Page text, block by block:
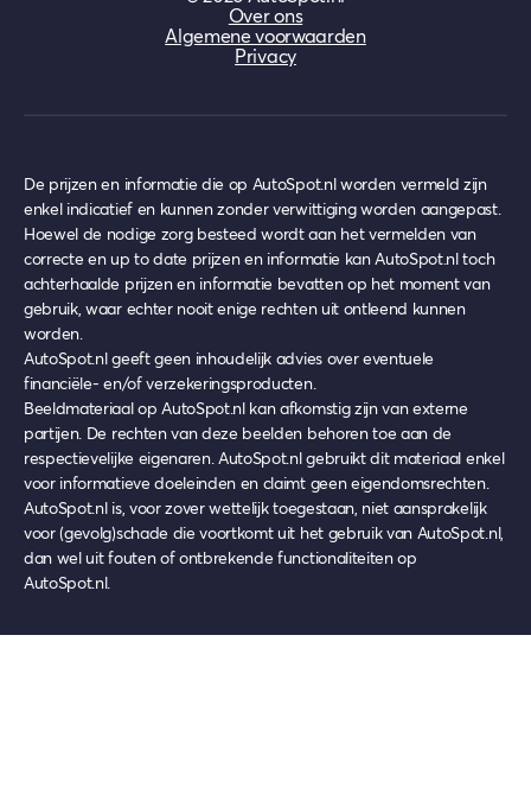
Over ons
Algemene voorwaarden
Privacy
De prijzen en informatie die op AutoSpot.nl worden vermeld zijn
enkel indicatief en kunnen zonder verwittiging worden aangepast.
Hoewel de nodige zorg besteed wordt aan het vermelden van
correcte en up to date prijzen en informatie kan AutoSpot.nl toch
achterhaalde prijzen en informatie bevatten op het moment van
gebruik, waar echter nooit enige rechten uit ontleend kunnen
worden.
AutoSpot.nl geeft geen inhoudelijk advies over eventuele
financiële- en/of verzekeringsproducten.
Beeldmateriaal op AutoSpot.nl kan afkomstig zijn van externe
partijen. De rechten van deze beelden behoren toe aan de
respectievelijke eigenaren. AutoSpot.nl gebruikt dit materiaal enkel
voor informatieve doeleinden en claimt geen eigendomsrechten.
AutoSpot.nl is, voor zover wettelijk toegestaan, niet aansprakelijk
voor (gevolg)schade die voortkomt uit het gebruik van AutoSpot.nl,
dan wel uit fouten of ontbrekende functionaliteiten op
AutoSpot.nl.